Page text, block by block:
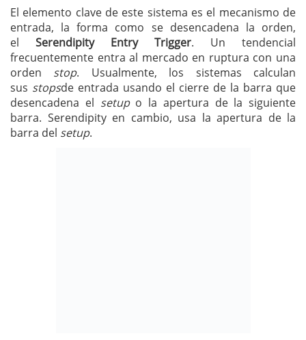
El elemento clave de este sistema es el mecanismo de
entrada, la forma como se desencadena la orden,
el Serendipity Entry Trigger. Un tendencial
frecuentemente entra al mercado en ruptura con una
orden stop. Usualmente, los sistemas calculan
sus stopsde entrada usando el cierre de la barra que
desencadena el setupo la apertura de la siguiente
barra. Serendipity en cambio, usa la apertura de la
barra del setup.